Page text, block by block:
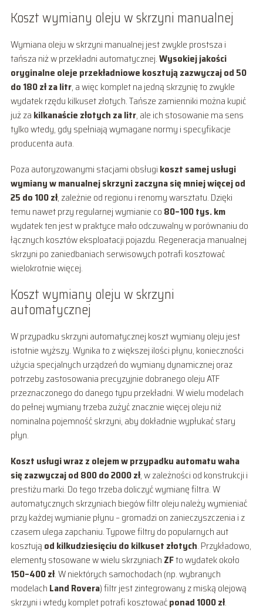
Koszt wymiany oleju w skrzyni manualnej
Wymiana oleju w skrzyni manualnej jest zwykle prostsza i
tańsza niż w przekładni automatycznej.Wysokiej jakości
oryginalne oleje przekładniowe kosztują zazwyczaj od 50
do 180 zł za litr, a więc komplet na jedną skrzynię to zwykle
wydatek rzędu kilkuset złotych. Tańsze zamienniki można kupić
już za kilkanaście złotych za litr, ale ich stosowanie ma sens
tylko wtedy, gdy spełniają wymagane normy i specyfikacje
producenta auta.
Poza autoryzowanymi stacjami obsługi koszt samej usługi
wymiany w manualnej skrzyni zaczyna się mniej więcej od
25 do 100 zł, zależnie od regionu i renomy warsztatu. Dzięki
temu nawet przy regularnej wymianie co 80–100 tys. km
wydatek ten jest w praktyce mało odczuwalny w porównaniu do
łącznych kosztów eksploatacji pojazdu. Regeneracja manualnej
skrzyni po zaniedbaniach serwisowych potrafi kosztować
wielokrotnie więcej.
Koszt wymiany oleju w skrzyni
automatycznej
W przypadku skrzyni automatycznej koszt wymiany oleju jest
istotnie wyższy. Wynika to z większej ilości płynu, konieczności
użycia specjalnych urządzeń do wymiany dynamicznej oraz
potrzeby zastosowania precyzyjnie dobranego oleju ATF
przeznaczonego do danego typu przekładni. W wielu modelach
do pełnej wymiany trzeba zużyć znacznie więcej oleju niż
nominalna pojemność skrzyni, aby dokładnie wypłukać stary
płyn.
Koszt usługi wraz z olejem w przypadku automatu waha
się zazwyczaj od 800 do 2000 zł, w zależności od konstrukcji i
prestiżu marki. Do tego trzeba doliczyć wymianę filtra. W
automatycznych skrzyniach biegów filtr oleju należy wymieniać
przy każdej wymianie płynu – gromadzi on zanieczyszczenia i z
czasem ulega zapchaniu. Typowe filtry do popularnych aut
kosztują od kilkudziesięciu do kilkuset złotych. Przykładowo,
elementy stosowane w wielu skrzyniach ZFto wydatek około
150–400 zł. W niektórych samochodach (np. wybranych
modelach Land Rovera) filtr jest zintegrowany z miską olejową
skrzyni i wtedy komplet potrafi kosztowaćponad 1000 zł.